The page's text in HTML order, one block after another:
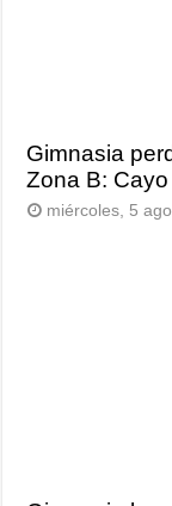
Gimnasia
Zona B:
miércoles, 5